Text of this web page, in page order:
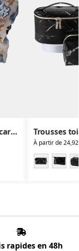
Trousse de maquillage tissu brocart florale bleue, rose
À partir de24,92
rapides en 48h